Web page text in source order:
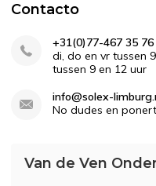
Contacto
+31(0)77-467 35 76
di, do en vr tussen
tussen 9 en 12 uur
info@solex-
No dudes en
Van de Ven